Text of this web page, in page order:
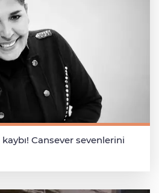
Cansever sevenlerini